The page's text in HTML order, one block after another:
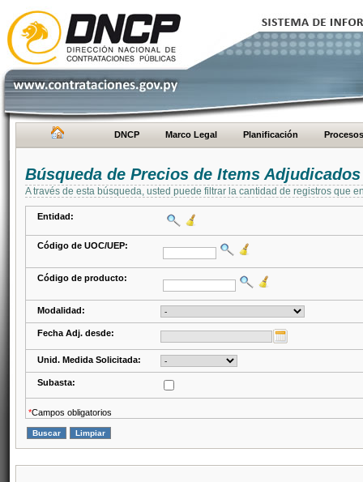
DNCP Marco Legal Planificación Procesos
Búsqueda de Precios de Items Adjudicados
A través de esta búsqueda, usted puede filtrar la cantidad de registros que
Entidad:
Código de UOC/UEP:
Código de producto:
Modalidad:
Fecha Adj. desde:
Unid. Medida Solicitada:
Subasta:
*Campos obligatorios